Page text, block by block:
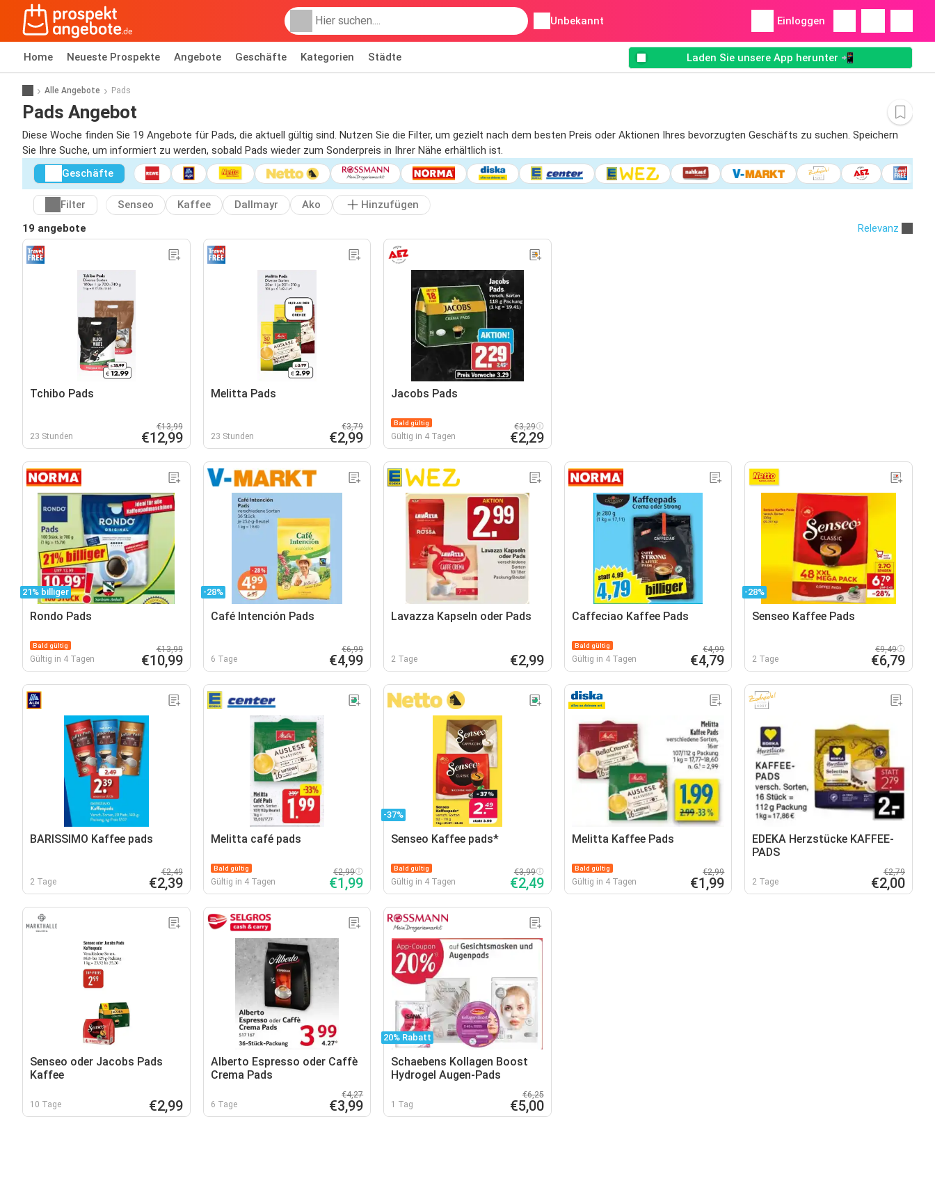
Unbekannt Einloggen
Home Neueste Prospekte Angebote Geschäfte Kategorien Städte Laden Sie unsere App herunter 📲
Alle Angebote Pads
Pads Angebot
Diese Woche finden Sie 19 Angebote für Pads, die aktuell gültig sind. Nutzen Sie die Filter, um gezielt nach dem besten Preis oder Aktionen Ihres bevorzugten Geschäfts zu suchen. Speichern
Sie Ihre Suche, um informiert zu werden, sobald Pads wieder zum Sonderpreis in Ihrer Nähe erhältlich ist.
Geschäfte
Filter Senseo Kaffee Dallmayr Ako
Hinzufügen
19 angebote
Relevanz
Tchibo Pads
23 Stunden
€13,99
€12,99
Melitta Pads
23 Stunden
€3,79
€2,99
Jacobs Pads
Bald gültig
Gültig in 4 Tagen
€3,29
€2,29
21% billiger
Rondo Pads
Bald gültig
Gültig in 4 Tagen
€13,99
€10,99
-28%
Café Intención Pads
6 Tage
€6,99
€4,99
Lavazza Kapseln oder Pads
2 Tage €2,99
Caffeciao Kaffee Pads
Bald gültig
Gültig in 4 Tagen
€4,99
€4,79
-28%
Senseo Kaffee Pads
2 Tage
€9,49
€6,79
BARISSIMO Kaffee pads
2 Tage
€2,49
€2,39
Melitta café pads
Bald gültig
Gültig in 4 Tagen
€2,99
€1,99
-37%
Senseo Kaffee pads*
Bald gültig
Gültig in 4 Tagen
€3,99
€2,49
Melitta Kaffee Pads
Bald gültig
Gültig in 4 Tagen
€2,99
€1,99
EDEKA Herzstücke KAFFEE-
PADS
2 Tage
€2,79
€2,00
Senseo oder Jacobs Pads
Kaffee
10 Tage €2,99
Alberto Espresso oder Caffè
Crema Pads
6 Tage
€4,27
€3,99
20% Rabatt
Schaebens Kollagen Boost
Hydrogel Augen-Pads
1 Tag
€6,25
€5,00